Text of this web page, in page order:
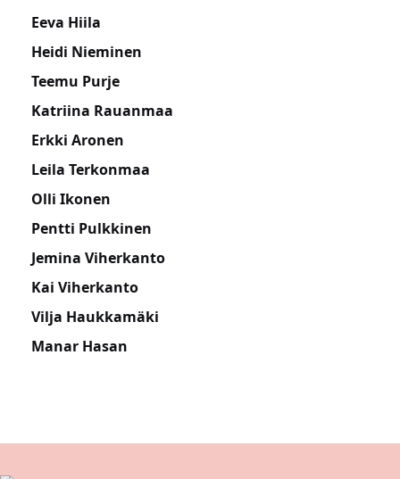
Eeva Hiila
Heidi Nieminen
Teemu Purje
Katriina Rauanmaa
Erkki Aronen
Leila Terkonmaa
Olli Ikonen
Pentti Pulkkinen
Jemina Viherkanto
Kai Viherkanto
Vilja Haukkamäki
Manar Hasan